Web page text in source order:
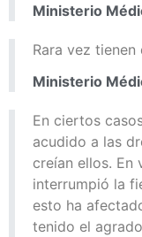
Ministerio
Rara vez
Ministerio
En ciertos
acudido a las
creían ellos. En
interrumpió la
esto ha
tenido el